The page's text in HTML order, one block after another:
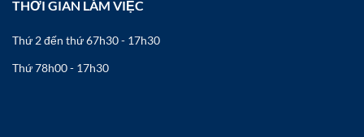
Bạn có thể tự thao tác ở bất kỳ đâu.
Xem ngay hướng dẫn lắp đặt chi tiết tại đây
THỜI GIAN LÀM VIỆC
Thứ 2 đến thứ 67h30 - 17h30
Thứ 78h00 - 17h30